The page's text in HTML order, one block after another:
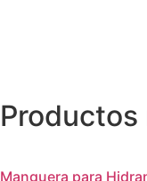
Manguera para